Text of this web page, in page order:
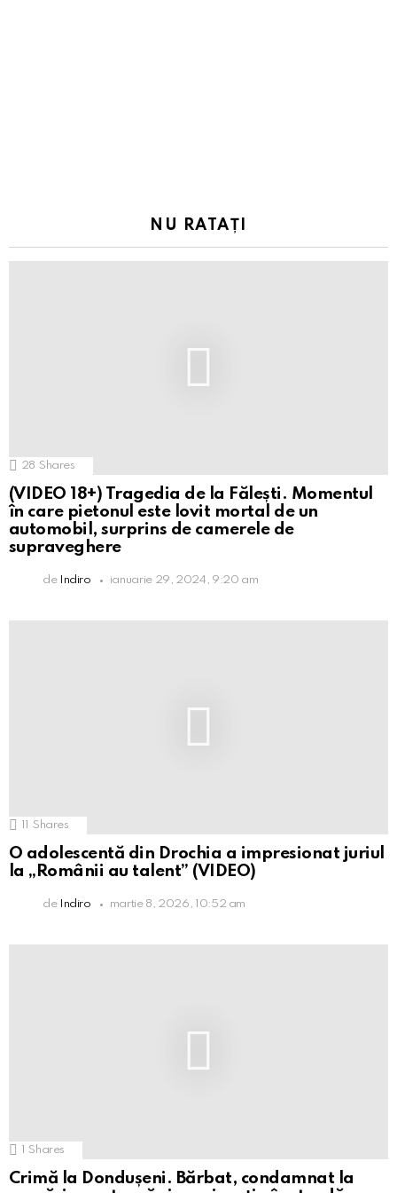
NU RATAȚI
28 Shares
(VIDEO 18+) Tragedia de la Fălești. Momentul
în care pietonul este lovit mortal de un
automobil, surprins de camerele de
supraveghere
de Indiro ianuarie 29, 2024, 9:20 am
Shares
O adolescentă din Drochia a impresionat juriul
la „Românii au talent” (VIDEO)
de Indiro martie 8, 2026, 10:52 am
1 Shares
Crimă la Dondușeni. Bărbat, condamnat la